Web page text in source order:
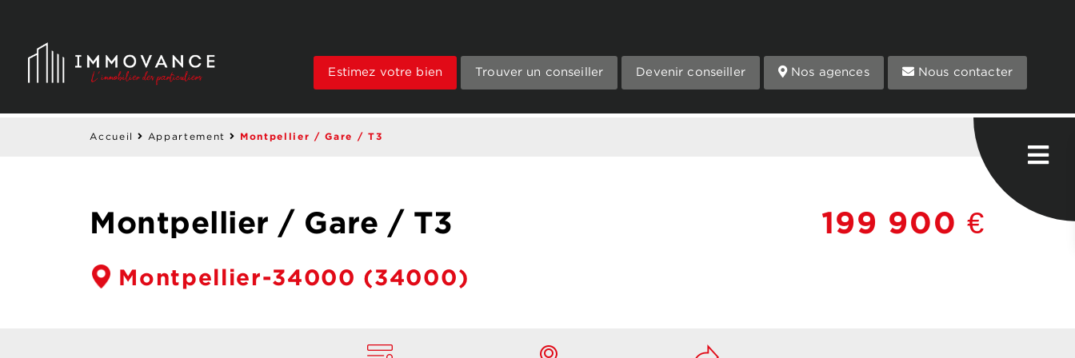
Estimez votre bien Trouver un conseiller Devenir conseiller Nos agences Nous contacter
Accueil Appartement Montpellier / Gare / T3
Montpellier / Gare / T3
Montpellier-34000 (34000)
199 900 €